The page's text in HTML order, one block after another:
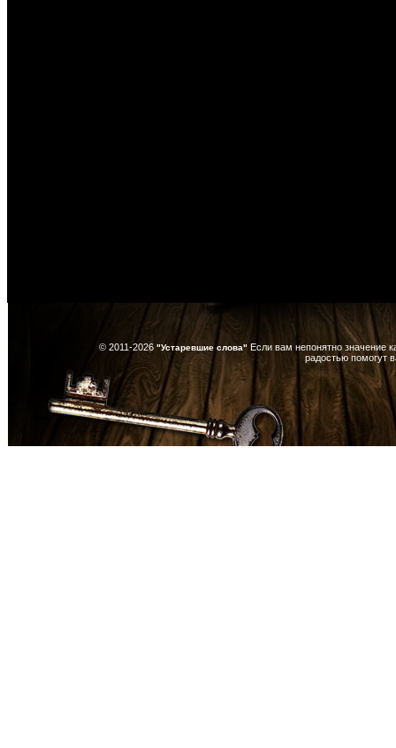
© 2011-2026 "Устаревшие слова" Если вам непонятно значение
радостью помогут